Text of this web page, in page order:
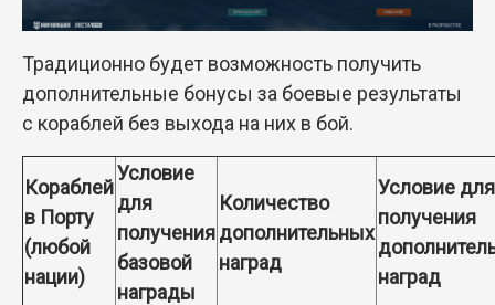
Традиционно будет возможность получить
дополнительные бонусы за боевые результаты
с кораблей без выхода на них в бой.
Кораблей
в Порту
(любой
нации)
Условие
для
получения
базовой
награды
Количество
дополнительных
наград
Условие для
получения
наград